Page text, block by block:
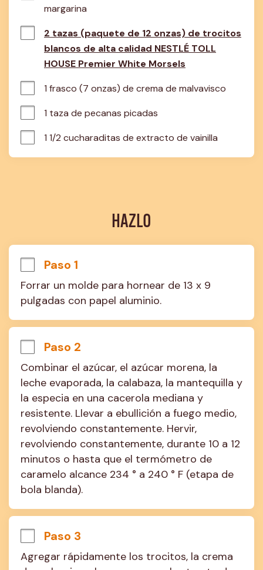
margarina
2 tazas (paquete de 12 onzas) de trocitos
blancos de alta calidad NESTLÉ TOLL
HOUSE Premier White Morsels
1 frasco (7 onzas) de crema de malvavisco
1 taza de pecanas picadas
1 1/2 cucharaditas de extracto de vainilla
HAZLO
Paso 1
Forrar un molde para hornear de 13 x 9
pulgadas con papel aluminio.
Paso 2
Combinar el azúcar, el azúcar morena, la
leche evaporada, la calabaza, la mantequilla y
la especia en una cacerola mediana y
resistente. Llevar a ebullición a fuego medio,
revolviendo constantemente. Hervir,
revolviendo constantemente, durante 10 a 12
minutos o hasta que el termómetro de
caramelo alcance 234 ° a 240 ° F (etapa de
bola blanda).
Paso 3
Agregar rápidamente los trocitos, la crema